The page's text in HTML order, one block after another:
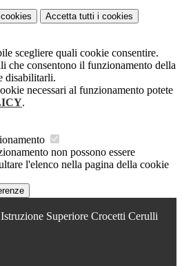
Accetta tutti i cookies
scegliere quali cookie consentire.
che consentono il funzionamento della
disabilitarli.
necessari al funzionamento potete
.
non possono essere
l'elenco nella pagina della cookie
Superiore Crocetti Cerulli